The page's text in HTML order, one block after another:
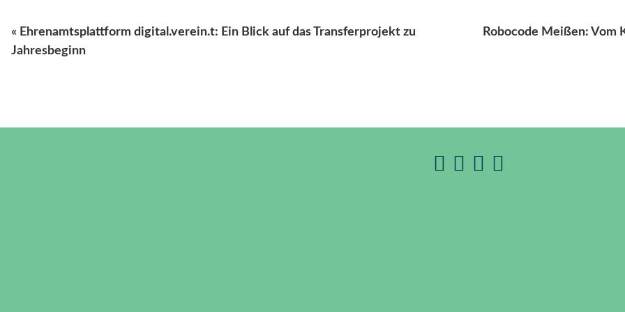
« Ehrenamtsplattform digital.verein.t: Ein Blick auf das Transferprojekt zu
Jahresbeginn
Robocode Meißen: Vom